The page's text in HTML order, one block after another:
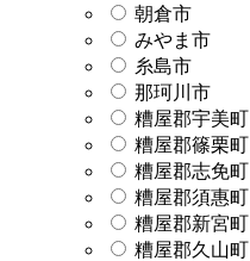
朝倉市
みやま市
糸島市
那珂川市
糟屋郡宇美町
糟屋郡篠栗町
糟屋郡志免町
糟屋郡須惠町
糟屋郡新宮町
糟屋郡久山町